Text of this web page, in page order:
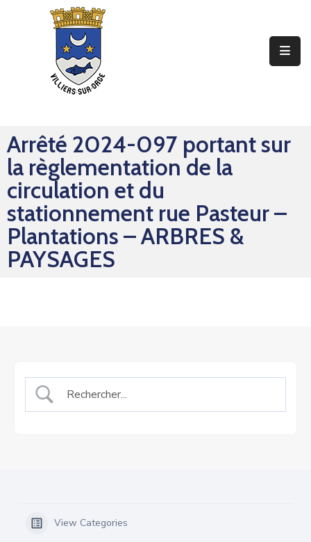
Mes
Sorties
Mes
Démarches
Contact
Arrêté 2024-097 portant sur
la règlementation de la
circulation et du
stationnement rue Pasteur –
Plantations – ARBRES &
PAYSAGES
View Categories